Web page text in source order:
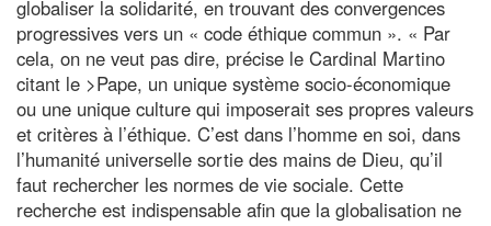
globaliser la solidarité, en trouvant des convergences
progressives vers un « code éthique commun ». « Par
cela, on ne veut pas dire, précise le Cardinal Martino
citant le >Pape, un unique système socio-économique
ou une unique culture qui imposerait ses propres valeurs
et critères à l’éthique. C’est dans l’homme en soi, dans
l’humanité universelle sortie des mains de Dieu, qu’il
faut rechercher les normes de vie sociale. Cette
recherche est indispensable afin que la globalisation ne